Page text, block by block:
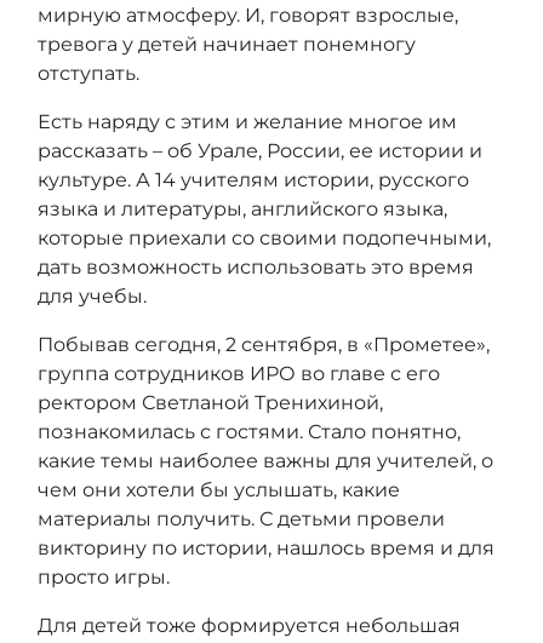
мирную атмосферу. И, говорят взрослые,
тревога у детей начинает понемногу
отступать.
Есть наряду с этим и желание многое им
рассказать – об Урале, России, ее истории и
культуре. А 14 учителям истории, русского
языка и литературы, английского языка,
которые приехали со своими подопечными,
дать возможность использовать это время
для учебы.
Побывав сегодня, 2 сентября, в «Прометее»,
группа сотрудников ИРО во главе с его
ректором Светланой Тренихиной,
познакомилась с гостями. Стало понятно,
какие темы наиболее важны для учителей, о
чем они хотели бы услышать, какие
материалы получить. С детьми провели
викторину по истории, нашлось время и для
просто игры.
Для детей тоже формируется небольшая